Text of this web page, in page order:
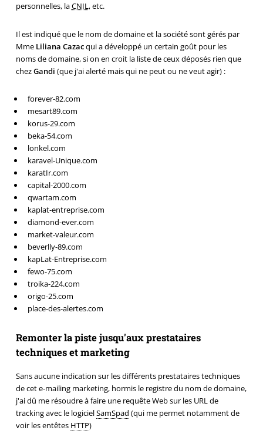
personnelles, laCNIL, etc.
Il est indiqué que le nom de domaine et la société sont gérés par
Mme Liliana Cazacqui a développé un certain goût pour les
noms de domaine, si on en croit la liste de ceux déposés rien que
chezGandi (que j'ai alerté mais qui ne peut ou ne veut agir) :
forever-82.com
mesart89.com
korus-29.com
beka-54.com
lonkel.com
karavel-Unique.com
karatIr.com
capital-2000.com
qwartam.com
kaplat-entreprise.com
diamond-ever.com
market-valeur.com
beverlly-89.com
kapLat-Entreprise.com
fewo-75.com
troika-224.com
origo-25.com
place-des-alertes.com
Remonter la piste jusqu'aux prestataires
techniques et marketing
Sans aucune indication sur les différents prestataires techniques
de cet e-mailing marketing, hormis le registre du nom de domaine,
j'ai dû me résoudre à faire une requête Web sur les URL de
tracking avec le logicielSamSpad (qui me permet notamment de
voir les entêtes HTTP)